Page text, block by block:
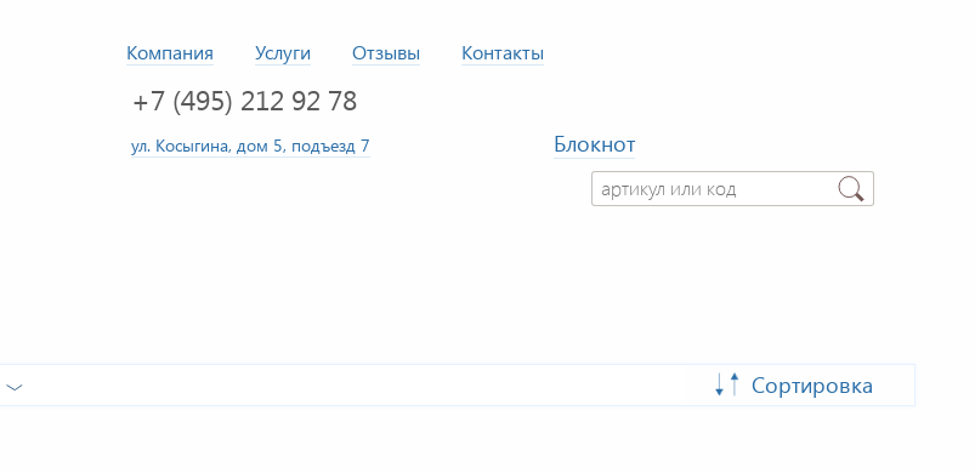
Компания Услуги Отзывы Контакты
+7 (495) 212 92 78
ул. Косыгина, дом 5, подъезд 7
Блокнот
Сортировка